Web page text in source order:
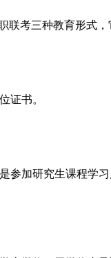
联考三种教育形式，
证书。
加研究生课程学